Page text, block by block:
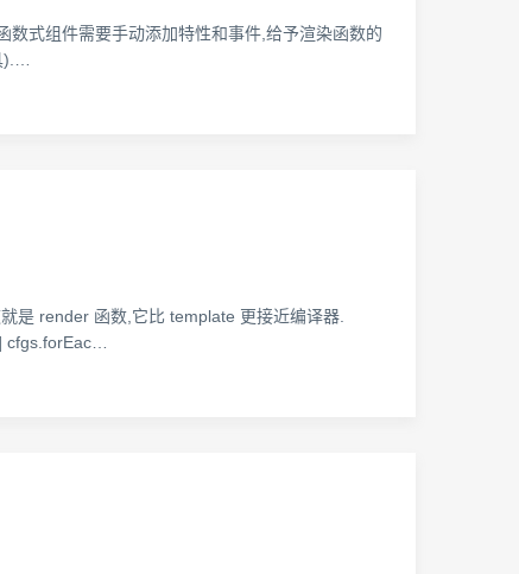
式组件需要手动添加特性和事件,给予渲染函数的
是 render 函数,它比 template 更接近编译器.
cfgs.forEac…